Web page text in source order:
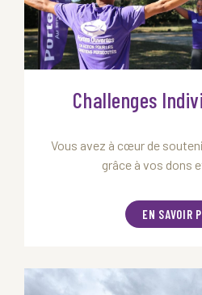
Challenges
Vous avez à cœur de
grâce à vos dons
EN SAVOIR